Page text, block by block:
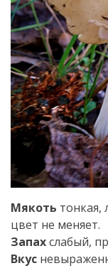
Мякоть тонкая,
цвет не меняет.
Запахслабый,
Вкус